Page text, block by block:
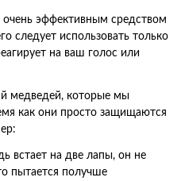
эффективным средством
следует использовать только
на ваш голос или
медведей, которые мы
как они просто защищаются
встает на две лапы, он не
пытается получше